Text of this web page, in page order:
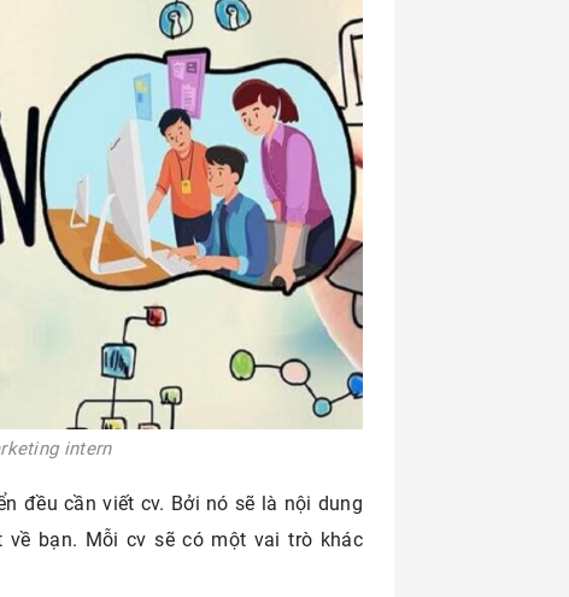
intern
đều cần viết cv. Bởi nó sẽ là nội dung
bạn. Mỗi cv sẽ có một vai trò khác